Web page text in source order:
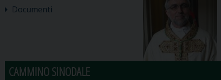
Documenti
CAMMINO SINODALE